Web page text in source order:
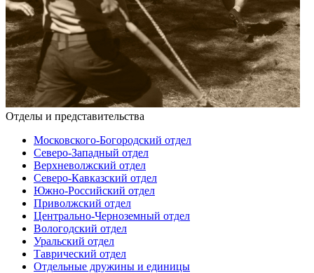
Отделы и представительства
Московского-Богородский отдел
Северо-Западный отдел
Верхневолжский отдел
Северо-Кавказский отдел
Южно-Российский отдел
Приволжский отдел
Центрально-Черноземный отдел
Вологодский отдел
Уральский отдел
Таврический отдел
Отдельные дружины и единицы